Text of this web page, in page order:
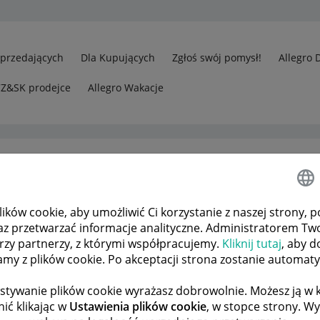
cookie, aby umożliwić Ci korzystanie z naszej strony,
przetwarzać informacje analityczne. Administratorem
partnerzy, z którymi współpracujemy. Kliknij tutaj, aby
z plików cookie. Po akceptacji strona zostanie
plików cookie wyrażasz dobrowolnie. Możesz ją w
klikając wUstawienia plików cookie, w stopce strony.
Dla Kupujących Zgłoś swój pomysł! Allegro
prodejce Allegro Wakacje
Nie mogę zrobić zwrotu wpłaty
POPRZEDNIA NASTĘPNA